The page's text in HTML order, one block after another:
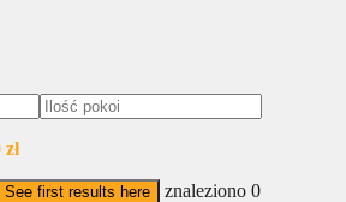
See first results here znaleziono 0